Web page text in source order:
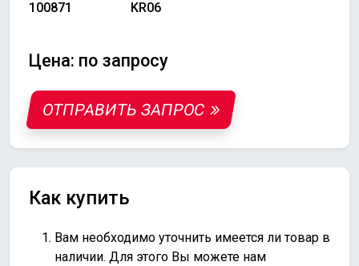
100871 KR06
Цена: по запросу
ОТПРАВИТЬ ЗАПРОС
Как купить
Вам необходимо уточнить имеется ли товар в
наличии. Для этого Вы можете нам